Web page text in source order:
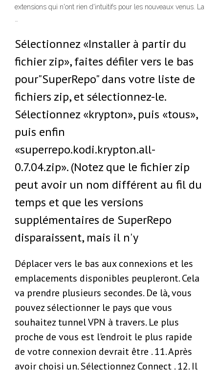
extensions qui n'ont rien d'intuitifs pour les nouveaux venus. La
Sélectionnez «Installer à partir du
fichier zip», faites défiler vers le bas
pour"SuperRepo" dans votre liste de
fichiers zip, et sélectionnez-le.
Sélectionnez «krypton», puis «tous»,
puis enfin
«superrepo.kodi.krypton.all-
0.7.04.zip». (Notez que le fichier zip
peut avoir un nom différent au fil du
temps et que les versions
supplémentaires de SuperRepo
disparaissent, mais il n'y
Déplacer vers le bas aux connexions et les
emplacements disponibles peupleront. Cela
va prendre plusieurs secondes. De là, vous
pouvez sélectionner le pays que vous
souhaitez tunnel VPN à travers. Le plus
proche de vous est l'endroit le plus rapide
de votre connexion devrait être . 11. Après
avoir choisi un. Sélectionnez Connect . 12. Il